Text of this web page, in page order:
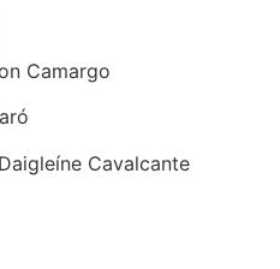
Camargo
Daigleíne Cavalcante